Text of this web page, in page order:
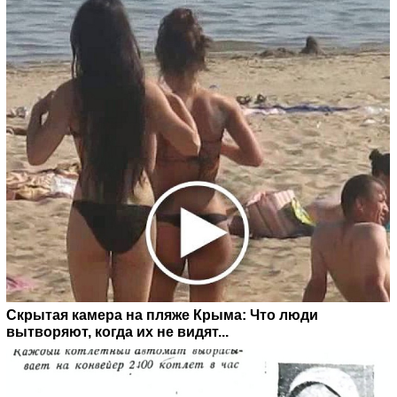
Скрытая камера на пляже Крыма: Что люди
вытворяют, когда их не видят...